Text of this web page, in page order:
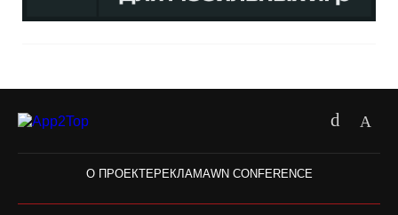
О ПРОЕКТЕ РЕКЛАМАWN CONFERENCE